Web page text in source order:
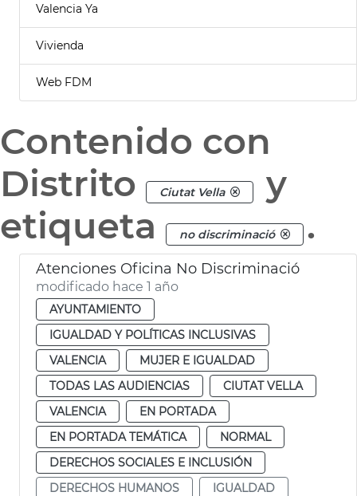
Valencia Ya
Vivienda
Web FDM
Contenido con
Distrito
Ciutat Vella
y
etiqueta
no discriminació .
Atenciones Oficina No Discriminació
modificado hace 1 año
AYUNTAMIENTO
IGUALDAD Y POLÍTICAS INCLUSIVAS
VALENCIA
MUJER E IGUALDAD
TODAS LAS AUDIENCIAS
CIUTAT VELLA
VALENCIA
EN PORTADA
EN PORTADA TEMÁTICA
NORMAL
DERECHOS SOCIALES E INCLUSIÓN
DERECHOS HUMANOS
IGUALDAD